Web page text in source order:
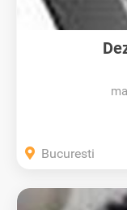
Bucuresti